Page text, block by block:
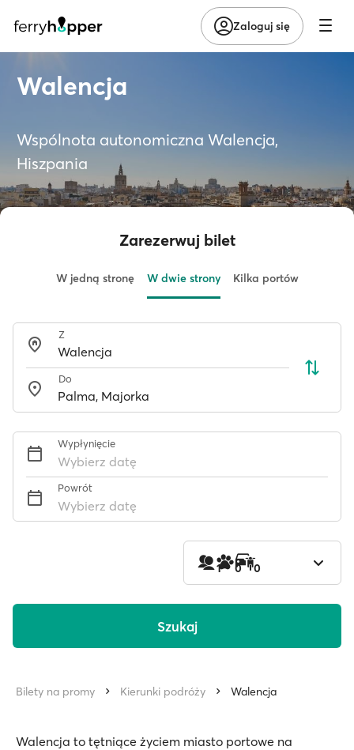
Zaloguj się
Walencja
Wspólnota autonomiczna Walencja,
Hiszpania
Zarezerwuj bilet
W jedną stronę W dwie strony Kilka portów
Z
Do
Wypłynięcie
Wybierz datę
Powrót
Wybierz datę
1 0 0
Szukaj
Bilety na promy Kierunki podróży Walencja
Walencja to tętniące życiem miasto portowe na